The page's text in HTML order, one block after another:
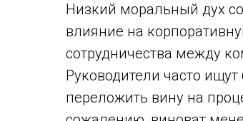
Низкий моральный дух
влияние на
сотрудничества между
Руководители часто
переложить вину на